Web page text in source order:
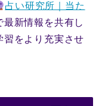
占い研究所｜当た
最新情報を共有し
習をより充実させ